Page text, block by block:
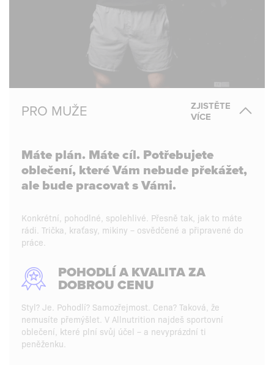
PRO MUŽE
ZJISTĚTE
VÍCE
Máte plán. Máte cíl. Potřebujete
oblečení, které Vám nebude překážet,
ale bude pracovat s Vámi.
Konkrétní, pohodlné, spolehlivé. Přesně tak, jak to máte
rádi. Trička, kraťasy, mikiny – osvědčené a připravené do
práce.
POHODLÍ A KVALITA ZA
DOBROU CENU
Styl? Je. Pohodlí? Samozřejmost. Cena? Taková, že
nemusíte přemýšlet. V Allnutrition najdeš sportovní
oblečení, které plní svůj účel – a nevyprázdní ti
peněženku.